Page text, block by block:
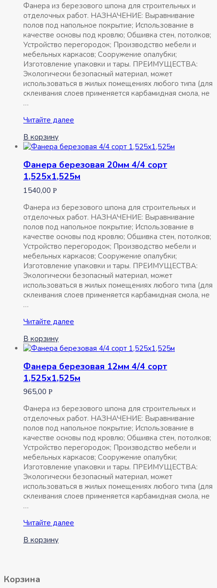
Фанера из березового шпона для строительных и
отделочных работ. НАЗНАЧЕНИЕ: Выравнивание
полов под напольное покрытие; Использование в
качестве основы под кровлю; Обшивка стен, потолков;
Устройство перегородок; Производство мебели и
мебельных каркасов; Сооружение опалубки;
Изготовление упаковки и тары. ПРЕИМУЩЕСТВА:
Экологически безопасный материал, может
использоваться в жилых помещениях любого типа (для
склеивания слоев применяется карбамидная смола, не
…
Фанера
4мм
4/4
1,525х1,525м
Читайте далее
В корзину
Фанера березовая 20мм 4/4 сорт
1,525х1,525м
1540,00 Р
Фанера из березового шпона для строительных и
отделочных работ. НАЗНАЧЕНИЕ: Выравнивание
полов под напольное покрытие; Использование в
качестве основы под кровлю; Обшивка стен, потолков;
Устройство перегородок; Производство мебели и
мебельных каркасов; Сооружение опалубки;
Изготовление упаковки и тары. ПРЕИМУЩЕСТВА:
Экологически безопасный материал, может
использоваться в жилых помещениях любого типа (для
склеивания слоев применяется карбамидная смола, не
…
Фанера
20мм
4/4
1,525х1,525м
Читайте далее
В корзину
Фанера березовая 12мм 4/4 сорт
1,525х1,525м
965,00 Р
Фанера из березового шпона для строительных и
отделочных работ. НАЗНАЧЕНИЕ: Выравнивание
полов под напольное покрытие; Использование в
качестве основы под кровлю; Обшивка стен, потолков;
Устройство перегородок; Производство мебели и
мебельных каркасов; Сооружение опалубки;
Изготовление упаковки и тары. ПРЕИМУЩЕСТВА:
Экологически безопасный материал, может
использоваться в жилых помещениях любого типа (для
склеивания слоев применяется карбамидная смола, не
…
Фанера
12мм
Читайте далее
В корзину
Корзина